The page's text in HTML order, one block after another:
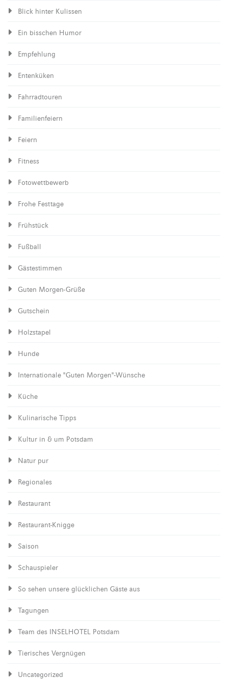
Blick hinter Kulissen
Ein bisschen Humor
Empfehlung
Entenküken
Fahrradtouren
Familienfeiern
Feiern
Fitness
Fotowettbewerb
Frohe Festtage
Frühstück
Fußball
Gästestimmen
Guten Morgen-Grüße
Gutschein
Holzstapel
Hunde
Internationale "Guten Morgen"-Wünsche
Küche
Kulinarische Tipps
Kultur in & um Potsdam
Natur pur
Regionales
Restaurant
Restaurant-Knigge
Saison
Schauspieler
So sehen unsere glücklichen Gäste aus
Tagungen
Team des INSELHOTEL Potsdam
Tierisches Vergnügen
Uncategorized